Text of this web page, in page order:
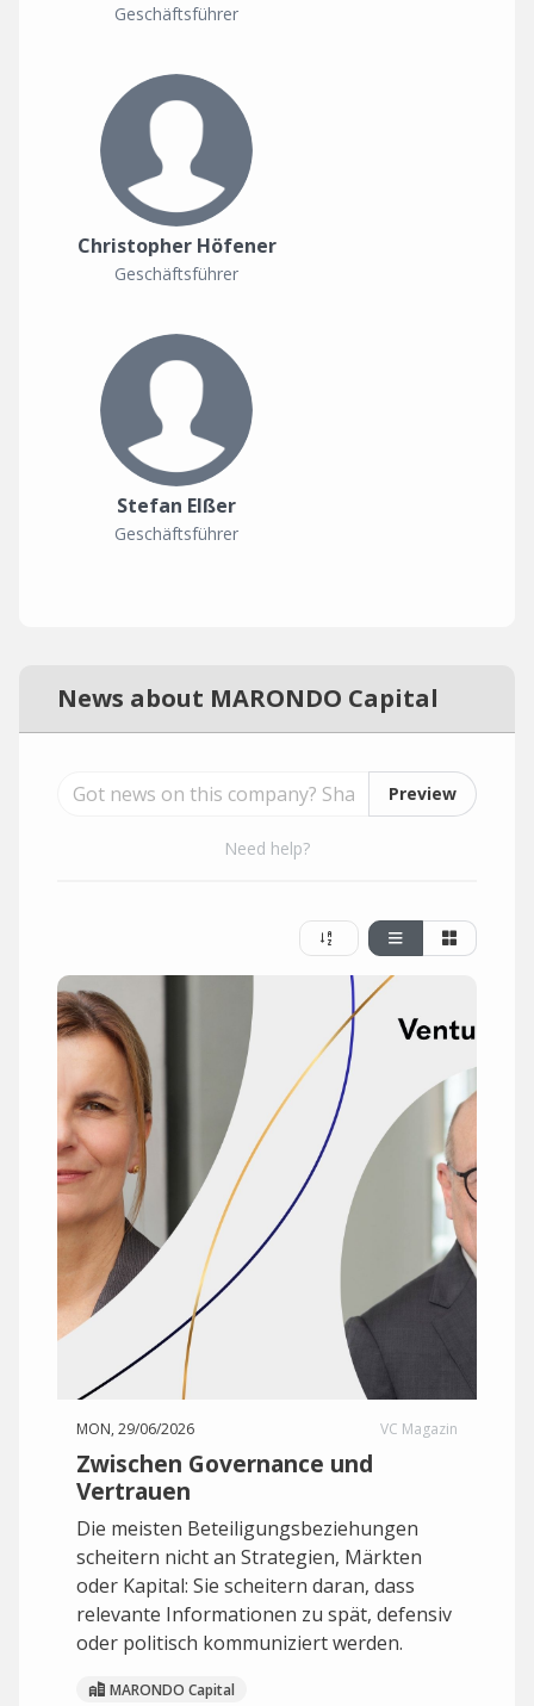
Geschäftsführer
Christopher Höfener
Geschäftsführer
Stefan Elßer
Geschäftsführer
News about MARONDO Capital
Preview
Need help?
MON, 29/06/2026 VC Magazin
Zwischen Governance und
Vertrauen
Die meisten Beteiligungsbeziehungen
scheitern nicht an Strategien, Märkten
oder Kapital: Sie scheitern daran, dass
relevante Informationen zu spät, defensiv
oder politisch kommuniziert werden.
MARONDO Capital